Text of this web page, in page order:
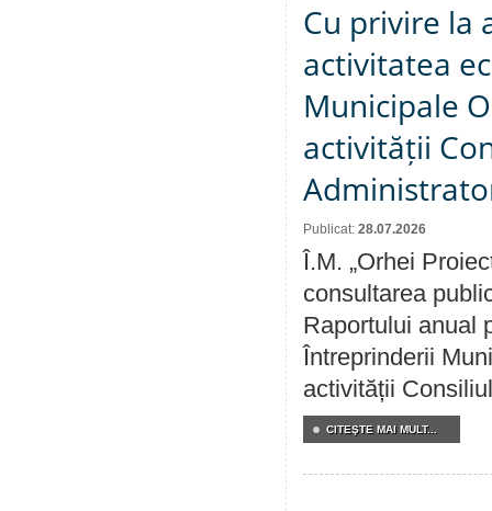
Cu privire la
activitatea
Municipale
activității
Publicat: 28.07.2026
Î.M. „Orhei
consultarea
Raportului anual
Întreprinderii
activității
CITEŞTE MAI MULT...